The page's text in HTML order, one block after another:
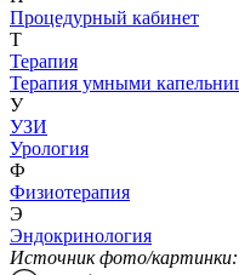
Процедурный кабинет
Т
Терапия
Терапия умными
У
УЗИ
Урология
Ф
Физиотерапия
Э
Эндокринология
Источник фото/картинки: